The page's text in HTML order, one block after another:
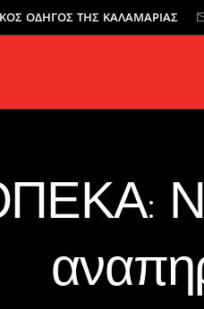
ΟΔΗΓΟΣ ΤΗΣ ΚΑΛΑΜΑΡΙΑΣ